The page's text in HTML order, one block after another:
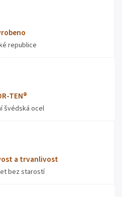
republice
TEN®
švédská ocel
a trvanlivost
bez starostí